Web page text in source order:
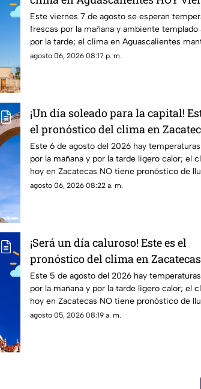
de agosto
Este viernes 7 de agosto se esperan
frescas por la mañana y ambiente templado
por la tarde; el clima en Aguascalientes
pronóstico de lluvias
agosto 06, 2026 08:17 p. m.
¡Un día soleado para la capital!
el pronóstico del clima en
HOY jueves 6 de agosto
Este 6 de agosto del 2026 hay
por la mañana y por la tarde ligero calor; el
hoy en Zacatecas NO tiene pronóstico de
agosto 06, 2026 08:22 a. m.
¡Será un día caluroso! Este es el
pronóstico del clima en
miércoles 5 de agosto
Este 5 de agosto del 2026 hay
por la mañana y por la tarde ligero calor; el
hoy en Zacatecas NO tiene pronóstico de
agosto 05, 2026 08:19 a. m.